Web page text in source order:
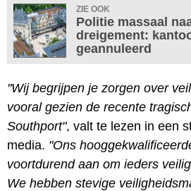
ZIE OOK
Politie massaal
dreigement:
geannuleerd
"Wij begrijpen je zorgen over
vooral gezien de recente
Southport", valt te lezen in een
media. "Ons
voortdurend aan om ieders
We hebben stevige